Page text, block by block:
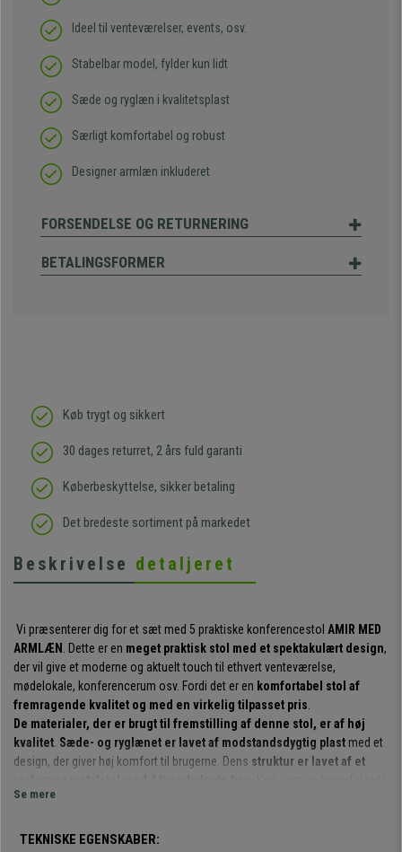
Ideel til venteværelser, events, osv.
Stabelbar model, fylder kun lidt
Sæde og ryglæn i kvalitetsplast
Særligt komfortabel og robust
Designer armlæn inkluderet
FORSENDELSE OG RETURNERING
BETALINGSFORMER
Køb trygt og sikkert
30 dages returret, 2 års fuld garanti
Køberbeskyttelse, sikker betaling
Det bredeste sortiment på markedet
Beskrivelse detaljeret
Vi præsenterer dig for et sæt med 5 praktiske konferencestol AMIR MED
ARMLÆN
. Dette er en meget praktisk stol med et spektakulært design,
der vil give et moderne og aktuelt touch til ethvert venteværelse,
mødelokale, konferencerum osv. Fordi det er en komfortabel stol af
fremragende kvalitet og med en virkelig tilpasset pris
De materialer, der er brugt til fremstilling af denne stol, er af høj
kvalitet Sæde- og ryglænet er lavet af modstandsdygtig plast med et
design, der giver høj komfort til brugerne. Dens struktur er lavet af et
at tilbyde kunderne eller gæsterne et behageligt kvalitetssæde.
Det er en meget praktisk og anvendelig model
Se mere
TEKNISKE EGENSKABER: